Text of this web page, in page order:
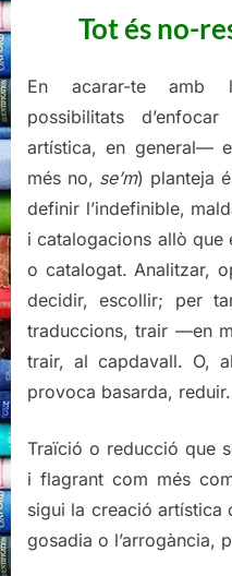
Tot és no-
En acarar-te amb
possibilitats
artística, en general—
més no, se’m) planteja
definir l’indefinible,
i catalogacions allò que
o catalogat. Analitzar,
decidir, escollir; per
traduccions, trair —en
trair, al capdavall. O,
provoca basarda, reduir.
Traïció o reducció que
i flagrant com més
sigui la creació
gosadia o l’arrogància,